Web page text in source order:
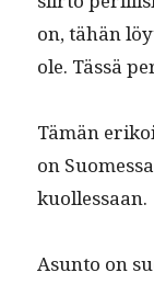
on, tähän
ole. Tässä
Tämän
on
kuollessaan.
Asun­to on